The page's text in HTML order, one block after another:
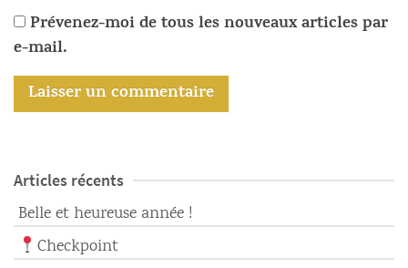
Prévenez-moi de tous les nouveaux articles par
e-mail.
Articles récents
Belle et heureuse année !
Checkpoint